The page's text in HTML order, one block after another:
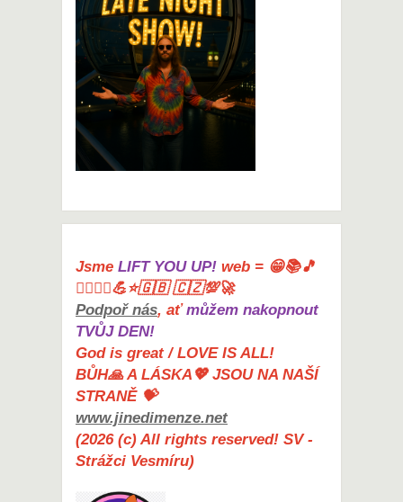
Jsme LIFT YOU UP! web = 😁📚🎵
🤸‍♀️🏋️‍♀️💪⭐🇬🇧 🇨🇿💯🚀
Podpoř nás, aťmůžem nakopnout
TVŮJ DEN!
God is great / LOVE IS ALL!
BŮH🙏 A LÁSKA💖 JSOU NA NAŠÍ
STRANĚ 💝
www.jinedimenze.net
(2026 (c) All rights reserved! SV -
Strážci Vesmíru)